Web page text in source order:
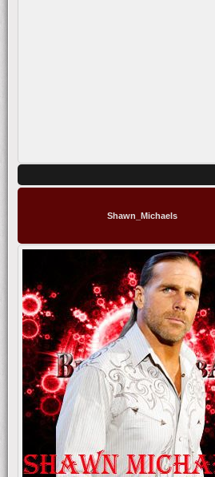
Shawn_Michaels